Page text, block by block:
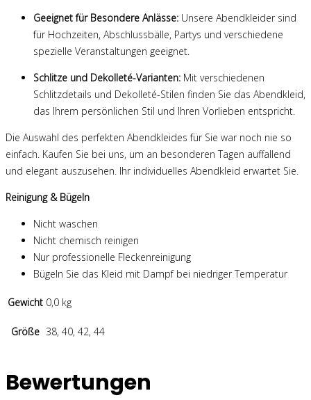
Geeignet für Besondere Anlässe: Unsere Abendkleider sind
für Hochzeiten, Abschlussbälle, Partys und verschiedene
spezielle Veranstaltungen geeignet.
Schlitze und Dekolleté-Varianten: Mit verschiedenen
Schlitzdetails und Dekolleté-Stilen finden Sie das Abendkleid,
das Ihrem persönlichen Stil und Ihren Vorlieben entspricht.
Die Auswahl des perfekten Abendkleides für Sie war noch nie so
einfach. Kaufen Sie bei uns, um an besonderen Tagen auffallend
und elegant auszusehen. Ihr individuelles Abendkleid erwartet Sie.
Reinigung & Bügeln
Nicht waschen
Nicht chemisch reinigen
Nur professionelle Fleckenreinigung
Bügeln Sie das Kleid mit Dampf bei niedriger Temperatur
Gewicht 0,0 kg
Größe 38, 40, 42, 44
Bewertungen